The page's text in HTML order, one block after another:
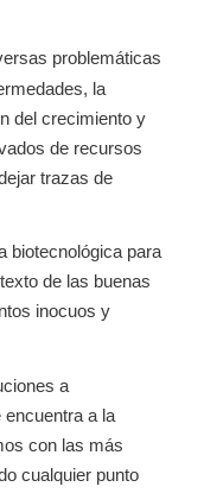
problemáticas
la
del crecimiento y
de recursos
trazas de
biotecnológica para
de las buenas
inocuos y
a
a la
con las más
cualquier punto